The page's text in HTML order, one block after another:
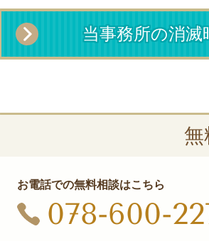
当事務所の消
無
お電話での無料相談はこちら
078-600-